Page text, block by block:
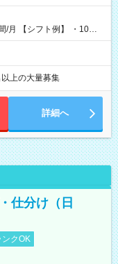
10：
上の大量募集
詳細へ
仕分け（日
ンクOK